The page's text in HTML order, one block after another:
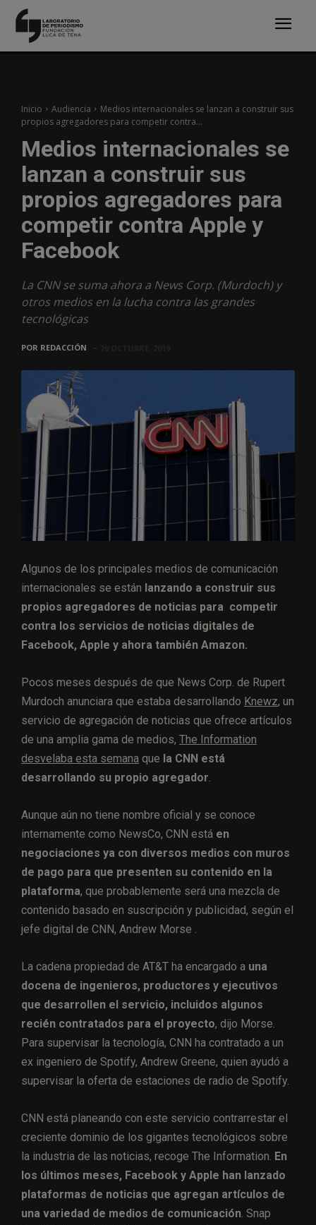
Inicio Audiencia
Medios internacionales se lanzan a construir sus
propios agregadores para competir contra...
Medios internacionales se
lanzan a construir sus
propios agregadores para
competir contra Apple y
Facebook
La CNN se suma ahora a News Corp. (Murdoch) y
otros medios en la lucha contra las grandes
tecnológicas
POR REDACCIÓN
Algunos de los principales medios de comunicación
internacionales se están lanzando a construir sus
propios agregadores de noticias para competir
contra los servicios de noticias digitales de
Facebook, Apple y ahora también Amazon.
Pocos meses después de que News Corp. de Rupert
Murdoch anunciara que estaba desarrollando Knewz, un
servicio de agregación de noticias que ofrece artículos
de una amplia gama de medios, The Information
desvelaba esta semana que la CNN está
desarrollando su propio agregador.
Aunque aún no tiene nombre oficial y se conoce
internamente como NewsCo, CNN está en
negociaciones ya con diversos medios con muros
de pago para que presenten su contenido en la
plataforma, que probablemente será una mezcla de
contenido basado en suscripción y publicidad, según el
jefe digital de CNN, Andrew Morse .
La cadena propiedad de AT&T ha encargado a una
docena de ingenieros, productores y ejecutivos
que desarrollen el servicio, incluidos algunos
recién contratados para el proyecto, dijo Morse.
Para supervisar la tecnología, CNN ha contratado a un
ex ingeniero de Spotify, Andrew Greene, quien ayudó a
supervisar la oferta de estaciones de radio de Spotify.
CNN está planeando con este servicio contrarrestar el
creciente dominio de los gigantes tecnológicos sobre
la industria de las noticias, recoge The Information. En
los últimos meses, Facebook y Apple han lanzado
plataformas de noticias que agregan artículos de
una variedad de medios de comunicación. Snap